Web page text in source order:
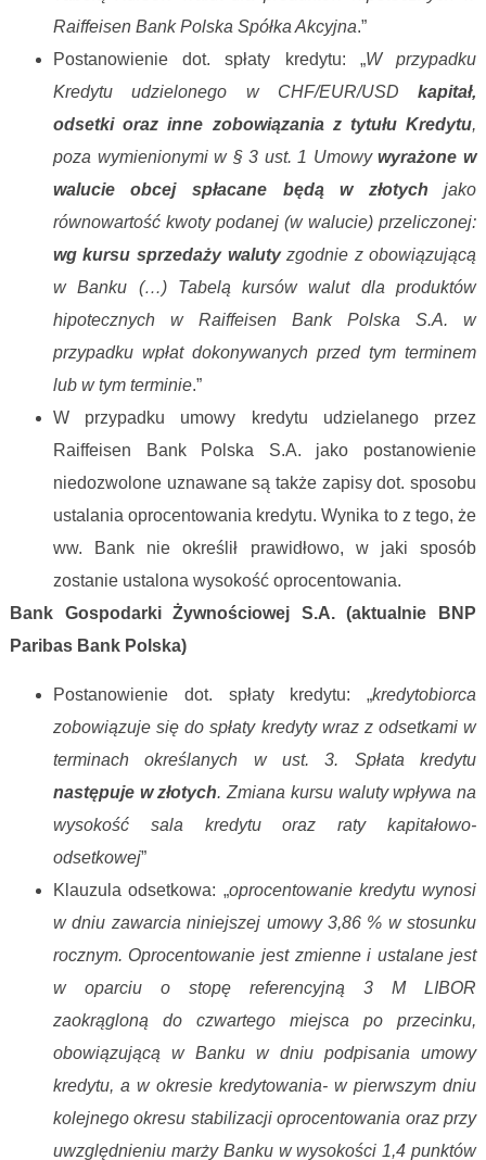
Raiffeisen Bank Polska Spółka Akcyjna.”
Postanowienie dot. spłaty kredytu: „W przypadku
Kredytu udzielonego w CHF/EUR/USDkapitał,
odsetki oraz inne zobowiązania z tytułu Kredytu,
poza wymienionymi w § 3 ust. 1 Umowywyrażone w
walucie obcej spłacane będą w złotych jako
równowartość kwoty podanej (w walucie) przeliczonej:
wg kursu sprzedaży walutyzgodnie z obowiązującą
w Banku (…) Tabelą kursów walut dla produktów
hipotecznych w Raiffeisen Bank Polska S.A. w
przypadku wpłat dokonywanych przed tym terminem
lub w tym terminie.”
W przypadku umowy kredytu udzielanego przez
Raiffeisen Bank Polska S.A. jako postanowienie
niedozwolone uznawane są także zapisy dot. sposobu
ustalania oprocentowania kredytu. Wynika to z tego, że
ww. Bank nie określił prawidłowo, w jaki sposób
zostanie ustalona wysokość oprocentowania.
Bank Gospodarki Żywnościowej S.A. (aktualnie BNP
Paribas Bank Polska)
Postanowienie dot. spłaty kredytu: „kredytobiorca
zobowiązuje się do spłaty kredyty wraz z odsetkami w
terminach określanych w ust. 3. Spłata kredytu
następuje w złotych. Zmiana kursu waluty wpływa na
wysokość sala kredytu oraz raty kapitałowo-
odsetkowej”
Klauzula odsetkowa: „oprocentowanie kredytu wynosi
w dniu zawarcia niniejszej umowy 3,86 % w stosunku
rocznym. Oprocentowanie jest zmienne i ustalane jest
w oparciu o stopę referencyjną 3 M LIBOR
zaokrągloną do czwartego miejsca po przecinku,
obowiązującą w Banku w dniu podpisania umowy
kredytu, a w okresie kredytowania- w pierwszym dniu
kolejnego okresu stabilizacji oprocentowania oraz przy
uwzględnieniu marży Banku w wysokości 1,4 punktów